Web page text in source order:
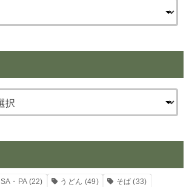
SA・PA(22) うどん (49) そば (33)